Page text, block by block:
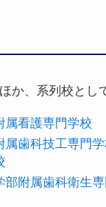
か、系列校とし
属看護専門学校
属歯科技工専門
部附属歯科衛生